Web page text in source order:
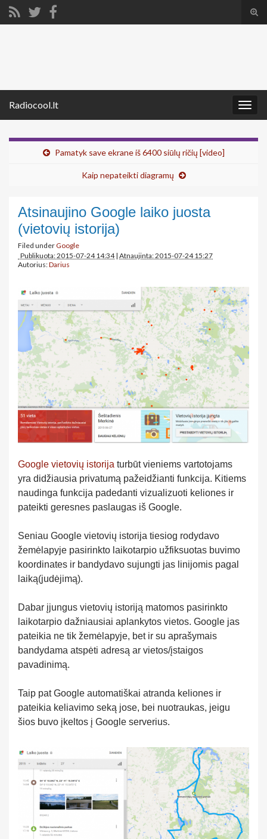
Radiocool.lt
Pamatyk save ekrane iš 6400 siūlų ričių [video]
Kaip nepateikti diagramų
Atsinaujino Google laiko juosta
(vietovių istorija)
Filed underGoogle
Publikuota: 2015-07-24 14:34| Atnaujinta: 2015-07-24 15:27
Autorius:Darius
Google vietovių istorija turbūt vieniems vartotojams
yra didžiausia privatumą pažeidžianti funkcija. Kitiems
naudinga funkcija padedanti vizualizuoti keliones ir
pateikti geresnes paslaugas iš Google.
Seniau Google vietovių istorija tiesiog rodydavo
žemėlapyje pasirinkto laikotarpio užfiksuotas buvimo
koordinates ir bandydavo sujungti jas linijomis pagal
laiką(judėjimą).
Dabar įjungus vietovių istoriją matomos pasirinkto
laikotarpio dažniausiai aplankytos vietos. Google jas
pateikia ne tik žemėlapyje, bet ir su aprašymais
bandydama atspėti adresą ar vietos/įstaigos
pavadinimą.
Taip pat Google automatiškai atranda keliones ir
pateikia keliavimo seką jose, bei nuotraukas, jeigu
šios buvo įkeltos į Google serverius.